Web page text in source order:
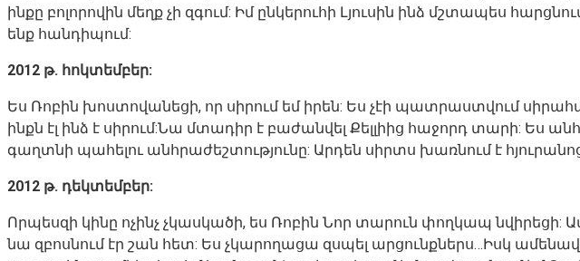
ինքը բոլորովին մեղք չի զգում: Իմ ընկերուհի Լյուսին ինձ մշտապես
ենք հանդիպում:
2012 թ. հոկտեմբեր:
Ես Ռոբին խոստովանեցի, որ սիրում եմ իրեն: Ես չէի պատրաստվում
ինքն էլ ինձ է սիրում:Նա մտադիր է բաժանվել Քելլիից հաջորդ տարի: Ես
գաղտնի պահելու անհրաժեշտությունը: Արդեն սիրտս խառնում է
2012 թ. դեկտեմբեր:
Որպեսզի կինը ոչինչ չկասկածի, ես Ռոբին Նոր տարուն փողկապ նվիրեցի:
նա զբոսնում էր շան հետ: Ես չկարողացա զսպել արցունքներս…Իսկ